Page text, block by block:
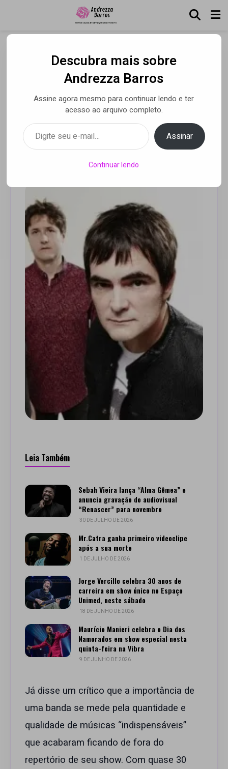
Skank está de volta com a
“Turnê de Despedida” e se
apresenta no Espaço das
Américas em São Paulo
Por Andrezza Barros• 23 nov 2021
Leia Também
Sebah Vieira lança “Alma Gêmea” e
anuncia gravação do audiovisual
“Renascer” para novembro
30 DE JULHO DE 2026
Mr.Catra ganha primeiro videoclipe
após a sua morte
1 DE JULHO DE 2026
Jorge Vercillo celebra 30 anos de
carreira em show único no Espaço
Unimed, neste sábado
18 DE JUNHO DE 2026
Maurício Manieri celebra o Dia dos
Namorados em show especial nesta
quinta-feira na Vibra
9 DE JUNHO DE 2026
Já disse um crítico que a importância de
uma banda se mede pela quantidade e
qualidade de músicas “indispensáveis”
que acabaram ficando de fora do
repertório de seu show. Com quase 30
Descubra mais sobre
Andrezza Barros
Assine agora mesmo para continuar lendo e ter
acesso ao arquivo completo.
Digite seu e-mail…
Assinar
Continuar lendo